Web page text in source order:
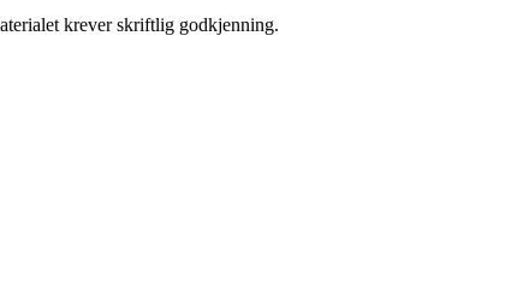
krever skriftlig godkjenning.